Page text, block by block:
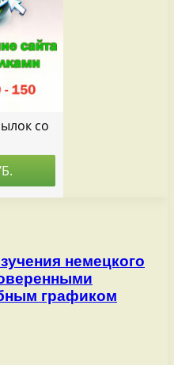
немецкого
графиком